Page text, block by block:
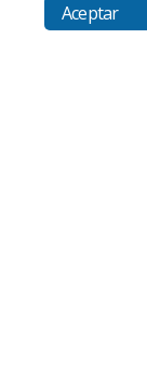
Aceptar